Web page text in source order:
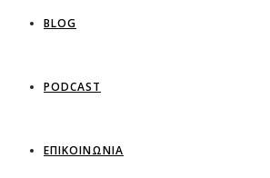
BLOG
PODCAST
ΕΠΙΚΟΙΝΩΝΙΑ